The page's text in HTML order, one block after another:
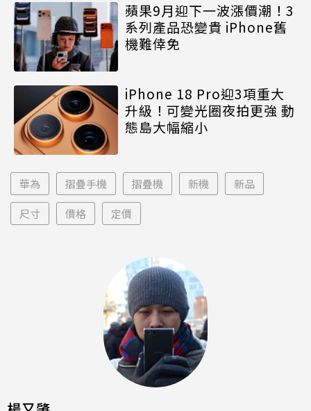
蘋果9月迎下一波漲價潮！3
系列產品恐變貴 iPhone舊
機難倖免
iPhone 18 Pro迎3項重大
升級！可變光圈夜拍更強 動
態島大幅縮小
華為 摺疊手機 摺疊機 新機 新品
尺寸 價格 定價